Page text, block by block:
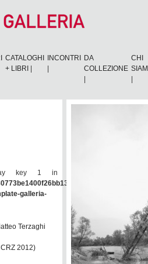
CATALOGHI
+ LIBRI
INCONTRI
DA
COLLEZIONE
CHI
key 1 in
consarc/wp-
galleria-
Terzaghi
2012)